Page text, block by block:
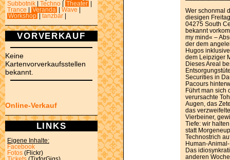
Subbotnik
Techno Theater
Trance
Veranda Wave
Workshop
tanzbar
VORVERKAUF
Keine
Kartenvorverkaufsstellen
bekannt.
Online-Verkauf
LINKS
Eigene Inhalte:
Facebook
Fotos (Flickr)
Wer schonmal
diesigen
04275 South
bekannt
my mind« –
der dem
Hugos
dem Leipziger
Dieses Areal
Securities in
Pacours
Führt man sich
verursachte
Augen, das
das
Vierbeiner,
Tiefe: wir
statt
Technostrich
Human-
Das
anderen